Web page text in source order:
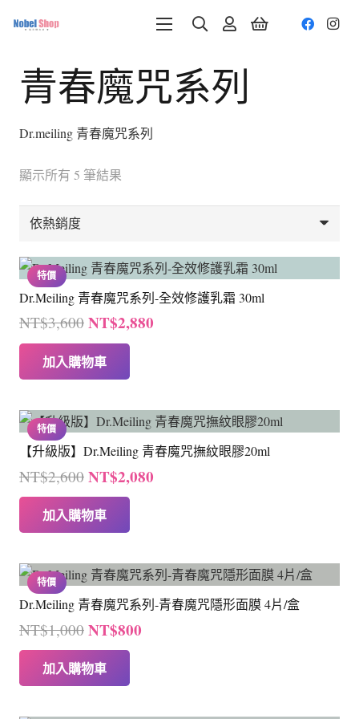
青春魔咒系列
Dr.meiling 青春魔咒系列
顯示所有 5 筆結果
排
特價
Dr.Meiling 青春魔咒系列-全效修護乳霜 30ml
NT$3,600 原
始
價
格：
NT$3,600。
NT$2,880
NT$2,880。
加入購物車
特價
【升級版】Dr.Meiling 青春魔咒撫紋眼膠20ml
NT$2,600 原
始
價
格：
NT$2,600。
NT$2,080
NT$2,080。
加入購物車
特價
Dr.Meiling 青春魔咒系列-青春魔咒隱形面膜 4片/盒
NT$1,000 原
始
價
格：
NT$1,000。
NT$800
NT$800。
加入購物車